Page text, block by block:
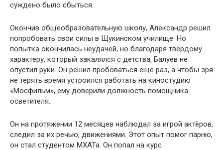
суждено было сбыться.
Окончив общеобразовательную школу, Александр решил
попробовать свои силы в Щукинском училище. Но
попытка окончилась неудачей, но благодаря твёрдому
характеру, который закалялся с детства, Балуев не
опустил руки. Он решил пробоваться ещё раз, а чтобы зря
не терять время устроился работать на киностудию
«Мосфильм», ему доверили должность помощника
осветителя.
Он на протяжении 12 месяцев наблюдал за игрой актёров,
следил за их речью, движениями. Этот опыт помог парню,
он стал студентом МХАТа. Он попал на курс